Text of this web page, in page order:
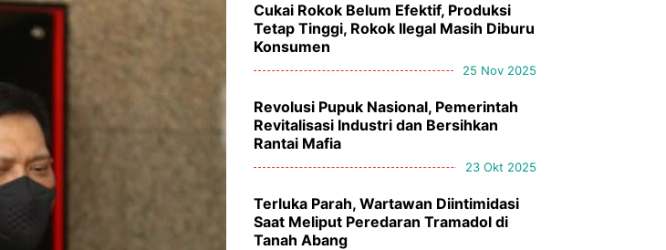
Cukai Rokok Belum Efektif, Produksi
Tetap Tinggi, Rokok Ilegal Masih Diburu
Konsumen
25 Nov 2025
Revolusi Pupuk Nasional, Pemerintah
Revitalisasi Industri dan Bersihkan
Rantai Mafia
23 Okt 2025
Terluka Parah, Wartawan Diintimidasi
Saat Meliput Peredaran Tramadol di
Tanah Abang